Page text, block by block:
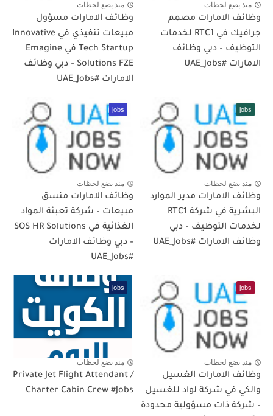
منذ بضع لحظات
وظائف الامارات مصمم
جرافيك في RTC1 لخدمات
التوظيف – دبي وظائف
الامارات #UAE_Jobs
منذ بضع لحظات
وظائف الامارات مسؤول
مبيعات تنفيذي في Innovative
Tech Startup في Emagine
Solutions FZE – دبي وظائف
الامارات #UAE_Jobs
jobs
منذ بضع لحظات
وظائف الامارات مدير الموارد
البشرية في شركة RTC1
لخدمات التوظيف – دبي
وظائف الامارات #UAE_Jobs
jobs
منذ بضع لحظات
وظائف الامارات منسق
مبيعات – شركة تعبئة المواد
الغذائية في SOS HR Solutions
– دبي وظائف الامارات
#UAE_Jobs
jobs
منذ بضع لحظات
وظائف الامارات الغسيل
والكي في شركة لواد للغسيل
– شركة ذات مسؤولية محدودة
jobs
منذ بضع لحظات
Private Jet Flight Attendant /
Charter Cabin Crew #Jobs